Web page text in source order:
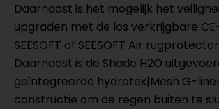
Daarnaast is het mogelijk het
upgraden met de los verkrijgbare
SEESOFT of SEESOFT Air
Daarnaast is de Shade H2O
geïntegreerde hydratex|Mesh G-
constructie om de regen buiten te